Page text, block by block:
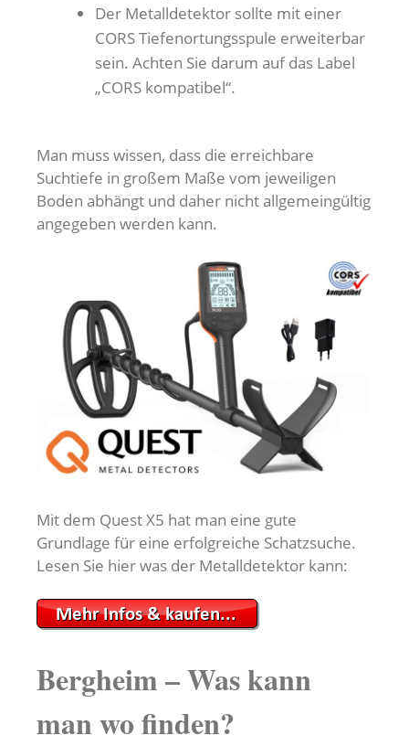
Der Metalldetektor sollte mit einer
CORS Tiefenortungsspule erweiterbar
sein. Achten Sie darum auf das Label
„CORS kompatibel“.
Man muss wissen, dass die erreichbare
Suchtiefe in großem Maße vom jeweiligen
Boden abhängt und daher nicht allgemeingültig
angegeben werden kann.
Mit dem Quest X5 hat man eine gute
Grundlage für eine erfolgreiche Schatzsuche.
Lesen Sie hier was der Metalldetektor kann:
Bergheim – Was kann
man wo finden?